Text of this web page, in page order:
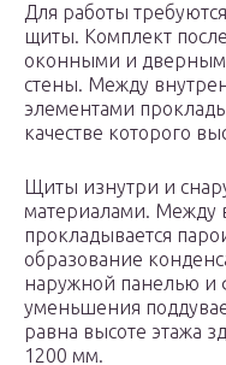
Для работы
щиты. Комплект
оконными и
стены. Между
элементами
качестве которого
Щиты изнутри и
материалами. Между
прокладывается
образование
наружной панелью и
уменьшения
равна высоте этажа
1200 мм.